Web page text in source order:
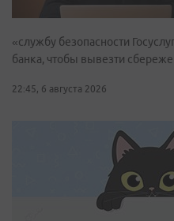
«службу безопасности
банка, чтобы вывезти
22:45, 6 августа 2026